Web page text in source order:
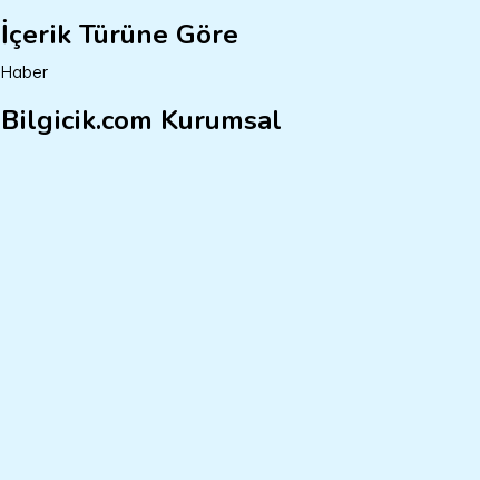
İçerik Türüne Göre
Haber
Bilgicik.com Kurumsal